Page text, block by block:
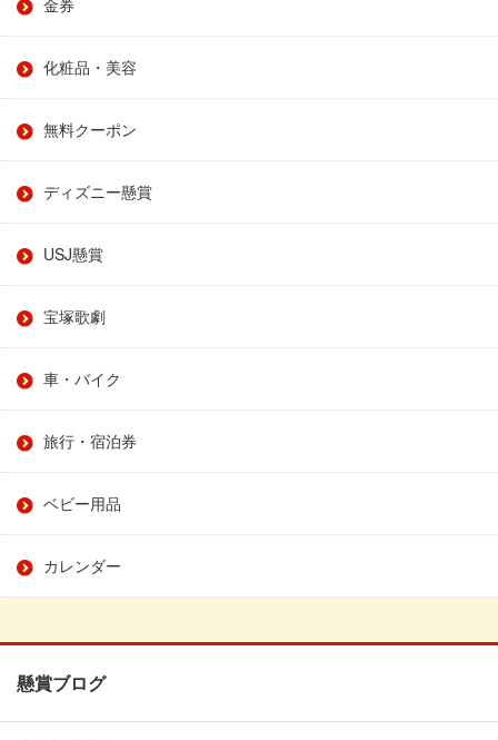
金券
化粧品・美容
無料クーポン
ディズニー懸賞
USJ懸賞
宝塚歌劇
車・バイク
旅行・宿泊券
ベビー用品
カレンダー
懸賞ブログ